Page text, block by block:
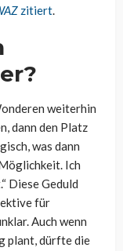
zitiert.
weiterhin
dann den Platz
was dann
Ich
Diese Geduld
für
Auch wenn
plant, dürfte die